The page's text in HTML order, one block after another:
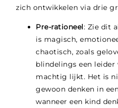
zich ontwikkelen via drie
Pre-rationeel: Zie dit
is magisch,
chaotisch, zoals
blindelings een
machtig lijkt. Het is
gewoon denken in
wanneer een kind